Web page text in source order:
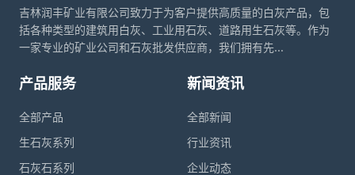
吉林润丰矿业有限公司致力于为客户提供高质量的白灰产品，包
括各种类型的建筑用白灰、工业用石灰、道路用生石灰等。作为
一家专业的矿业公司和石灰批发供应商，我们拥有先...
产品服务
全部产品
生石灰系列
石灰石系列
新闻资讯
全部新闻
行业资讯
企业动态